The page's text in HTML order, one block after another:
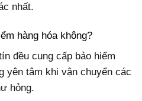
nhất.
hàng hóa không?
đều cung cấp bảo hiểm
yên tâm khi vận chuyển các
hỏng.